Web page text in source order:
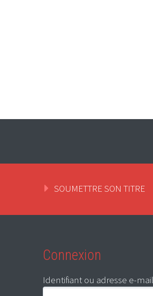
SOUMETTRE SON TITRE
Connexion
Identifiant ou adresse e-mail